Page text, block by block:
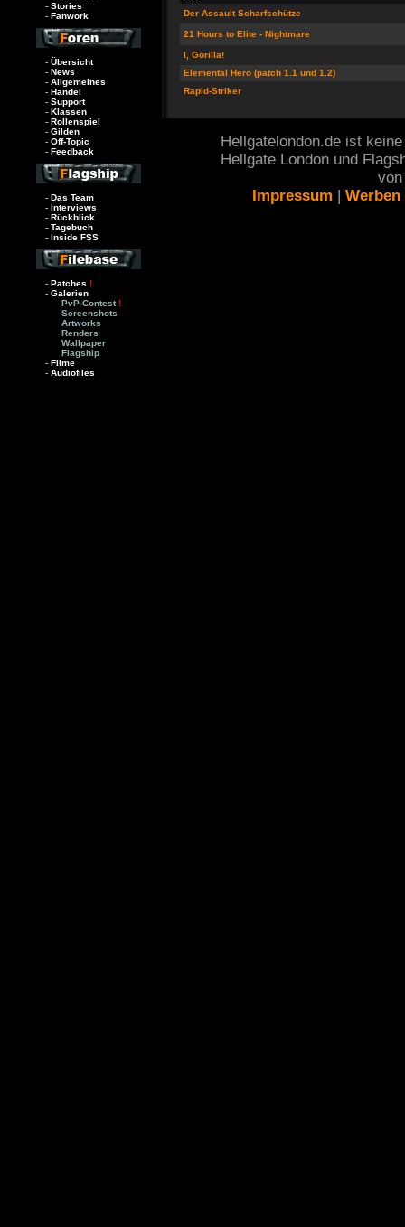
- Stories
- Fanwork
- Übersicht
- News
- Allgemeines
- Handel
- Support
- Klassen
- Rollenspiel
- Gilden
- Off-Topic
- Feedback
- Das Team
- Interviews
- Rückblick
- Tagebuch
- Inside FSS
- Patches !
- Galerien
PvP-Contest !
Screenshots
Artworks
Renders
Wallpaper
Flagship
- Filme
- Audiofiles
Der Assault Scharfschütze
21 Hours to Elite - Nightmare
I, Gorilla!
Elemental Hero (patch 1.1 und 1.2)
Rapid-Striker
Hellgatelondon.de ist
Hellgate London und
Impressum | Werben